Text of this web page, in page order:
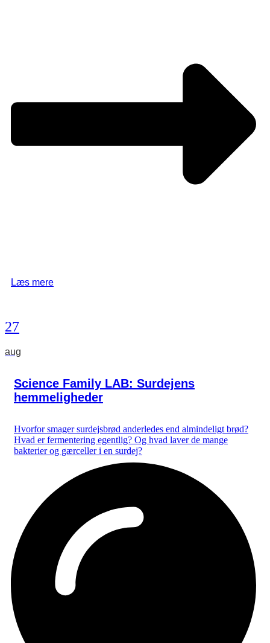
Læs mere
27
aug
Science Family LAB: Surdejens
hemmeligheder
Hvorfor smager surdejsbrød anderledes end almindeligt brød?
Hvad er fermentering egentlig? Og hvad laver de mange
bakterier og gærceller i en surdej?